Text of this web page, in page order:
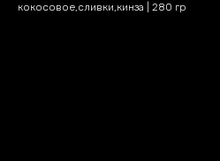
кокосовое,сливки,кинза | 280 гр